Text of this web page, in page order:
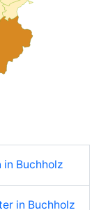
in Buchholz
in Buchholz